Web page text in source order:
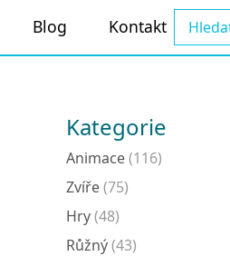
Blog Kontakt
Kategorie
Animace(116)
Zvíře(75)
Hry(48)
Růžný(43)